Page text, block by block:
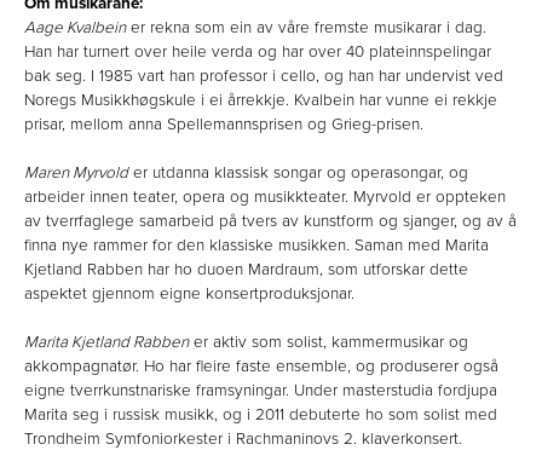
Aage Kvalbeiner rekna som ein av våre fremste musikarar i dag.
Han har turnert over heile verda og har over 40 plateinnspelingar
bak seg. I 1985 vart han professor i cello, og han har undervist ved
Noregs Musikkhøgskule i ei årrekkje. Kvalbein har vunne ei rekkje
prisar, mellom anna Spellemannsprisen og Grieg-prisen.
Maren Myrvolder utdanna klassisk songar og operasongar, og
arbeider innen teater, opera og musikkteater. Myrvold er oppteken
av tverrfaglege samarbeid på tvers av kunstform og sjanger, og av å
finna nye rammer for den klassiske musikken. Saman med Marita
Kjetland Rabben har ho duoen Mardraum, som utforskar dette
aspektet gjennom eigne konsertproduksjonar.
Marita Kjetland Rabbener aktiv som solist, kammermusikar og
akkompagnatør. Ho har fleire faste ensemble, og produserer også
eigne tverrkunstnariske framsyningar. Under masterstudia fordjupa
Marita seg i russisk musikk, og i 2011 debuterte ho som solist med
Trondheim Symfoniorkester i Rachmaninovs 2. klaverkonsert.